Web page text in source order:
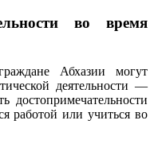
во время
Абхазии могут
деятельности —
достопримечательности
работой или учиться во